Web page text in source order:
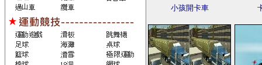
小孩開卡車